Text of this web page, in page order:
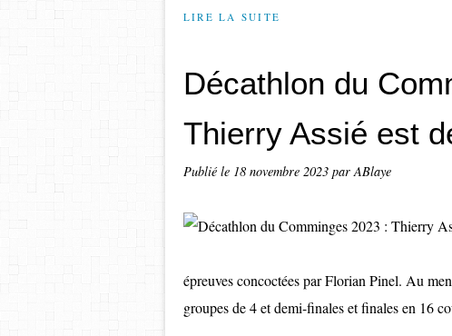
LIRE LA SUITE
Décathlon du
Thierry Assié est
Publié le 18 novembre 2023 par ABlaye
épreuves concoctées par Florian Pinel. Au
groupes de 4 et demi-finales et finales en 16